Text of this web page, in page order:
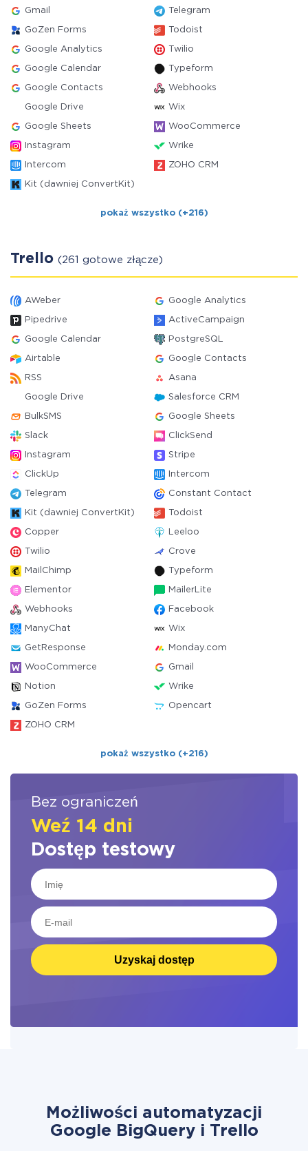
Gmail Telegram
GoZen Forms Todoist
Google Analytics Twilio
Google Calendar Typeform
Google Contacts Webhooks
Google Drive Wix
Google Sheets WooCommerce
Instagram Wrike
Intercom ZOHO CRM
Kit (dawniej ConvertKit)
pokaż wszystko (+216)
Trello (261 gotowe złącze)
AWeber Google Analytics
Pipedrive ActiveCampaign
Google Calendar PostgreSQL
Airtable Google Contacts
RSS Asana
Google Drive Salesforce CRM
BulkSMS Google Sheets
Slack ClickSend
Instagram Stripe
ClickUp Intercom
Telegram Constant Contact
Kit (dawniej ConvertKit) Todoist
Copper Leeloo
Twilio Crove
MailChimp Typeform
Elementor MailerLite
Webhooks Facebook
ManyChat Wix
GetResponse Monday.com
WooCommerce Gmail
Notion Wrike
GoZen Forms Opencart
ZOHO CRM
pokaż wszystko (+216)
Bez ograniczeń
Weź 14 dni
Dostęp testowy
Uzyskaj dostęp
Możliwości automatyzacji
Google BigQuery i Trello